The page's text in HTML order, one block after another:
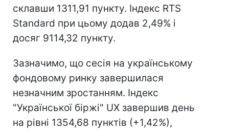
склавши 1311,91 пункту. Індекс RTS
Standard при цьому додав 2,49% і
досяг 9114,32 пункту.
Зазначимо, що сесія на українському
фондовому ринку завершилася
незначним зростанням. Індекс
"Української біржі" UX завершив день
на рівні 1354,68 пунктів (+1,42%),